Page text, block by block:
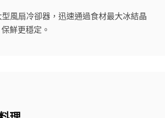
風扇冷卻器，迅速通過食材最大冰結晶
鮮更穩定。